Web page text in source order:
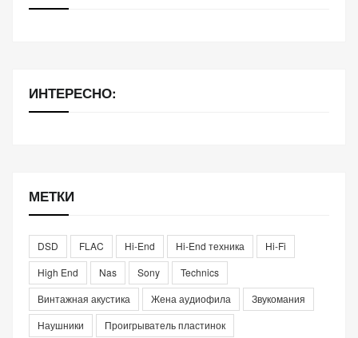
ИНТЕРЕСНО:
МЕТКИ
DSD FLAC Hi-End Hi-End техника
Hi-Fi
High End
Nas Sony
Technics
Винтажная акустика
Жена аудиофила
Звукомания
Наушники
Проигрыватель пластинок